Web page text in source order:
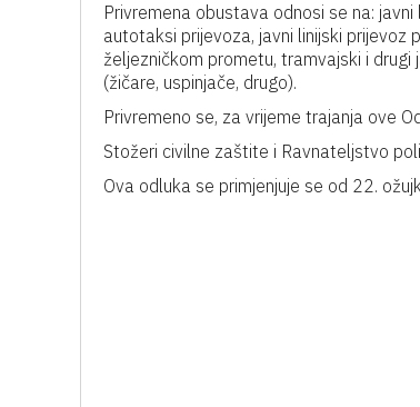
Privremena obustava odnosi se na:
autotaksi prijevoza, javni linijski prijevoz
željezničkom prometu, tramvajski i
(žičare, uspinjače, drugo).
Privremeno se, za vrijeme trajanja ove
Stožeri civilne zaštite i Ravnateljstvo
Ova odluka se primjenjuje se od 22.